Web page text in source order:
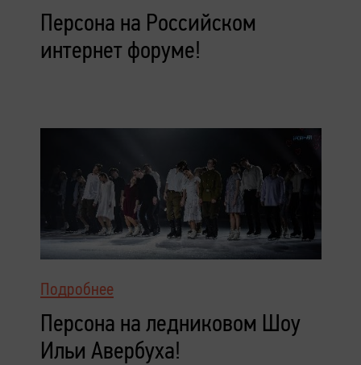
Персона на Российском
интернет форуме!
Подробнее
Персона на ледниковом Шоу
Ильи Авербуха!